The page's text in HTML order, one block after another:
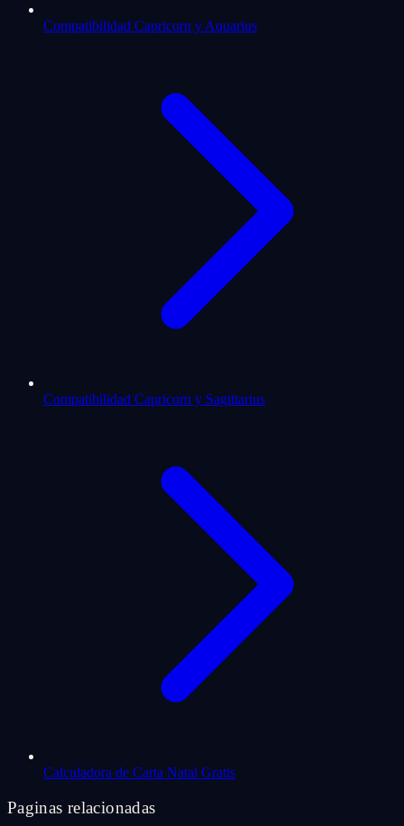
Compatibilidad Capricorn y Aquarius
Compatibilidad Capricorn y Sagittarius
Calculadora de Carta Natal Gratis
Paginas relacionadas